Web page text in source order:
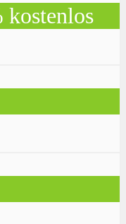
kostenlos